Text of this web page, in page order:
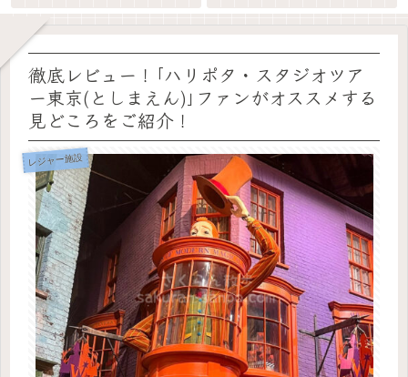
徹底レビュー！｢ハリポタ・スタジオツア
ー東京(としまえん)｣ファンがオススメする
見どころをご紹介！
レジャー施設